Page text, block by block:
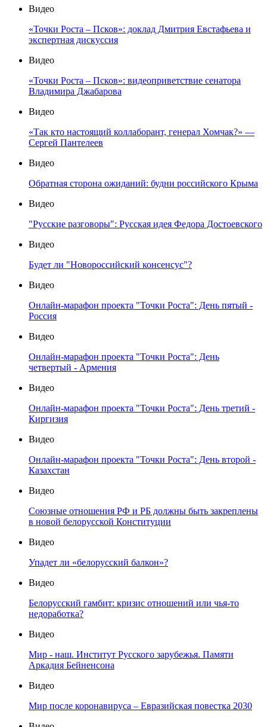
Видео
«Точки Роста – Псков»: доклад Дмитрия Евстафьева и
экспертная дискуссия
Видео
«Точки Роста – Псков»: видеоприветствие сенатора
Владимира Джабарова
Видео
«Так кто настоящий коллаборант, генерал Хомчак?» —
Сергей Пантелеев
Видео
Обратная сторона ожиданий: будни российского Крыма
Видео
"Русские разговоры": Русская идея Федора Достоевского
Видео
Будет ли "Новороссийский консенсус"?
Видео
Онлайн-марафон проекта "Точки Роста": День пятый -
Россия
Видео
Онлайн-марафон проекта "Точки Роста": День
четвертый - Армения
Видео
Онлайн-марафон проекта "Точки Роста": День третий -
Киргизия
Видео
Онлайн-марафон проекта "Точки Роста": День второй -
Казахстан
Видео
Союзные отношения РФ и РБ должны быть закреплены
в новой белорусской Конституции
Видео
Упадет ли «белорусский балкон»?
Видео
Белорусский гамбит: кризис отношений или чья-то
недоработка?
Видео
Мир - наш. Институт Русского зарубежья. Памяти
Аркадия Бейненсона
Видео
Мир после коронавируса – Евразийская повестка 2030